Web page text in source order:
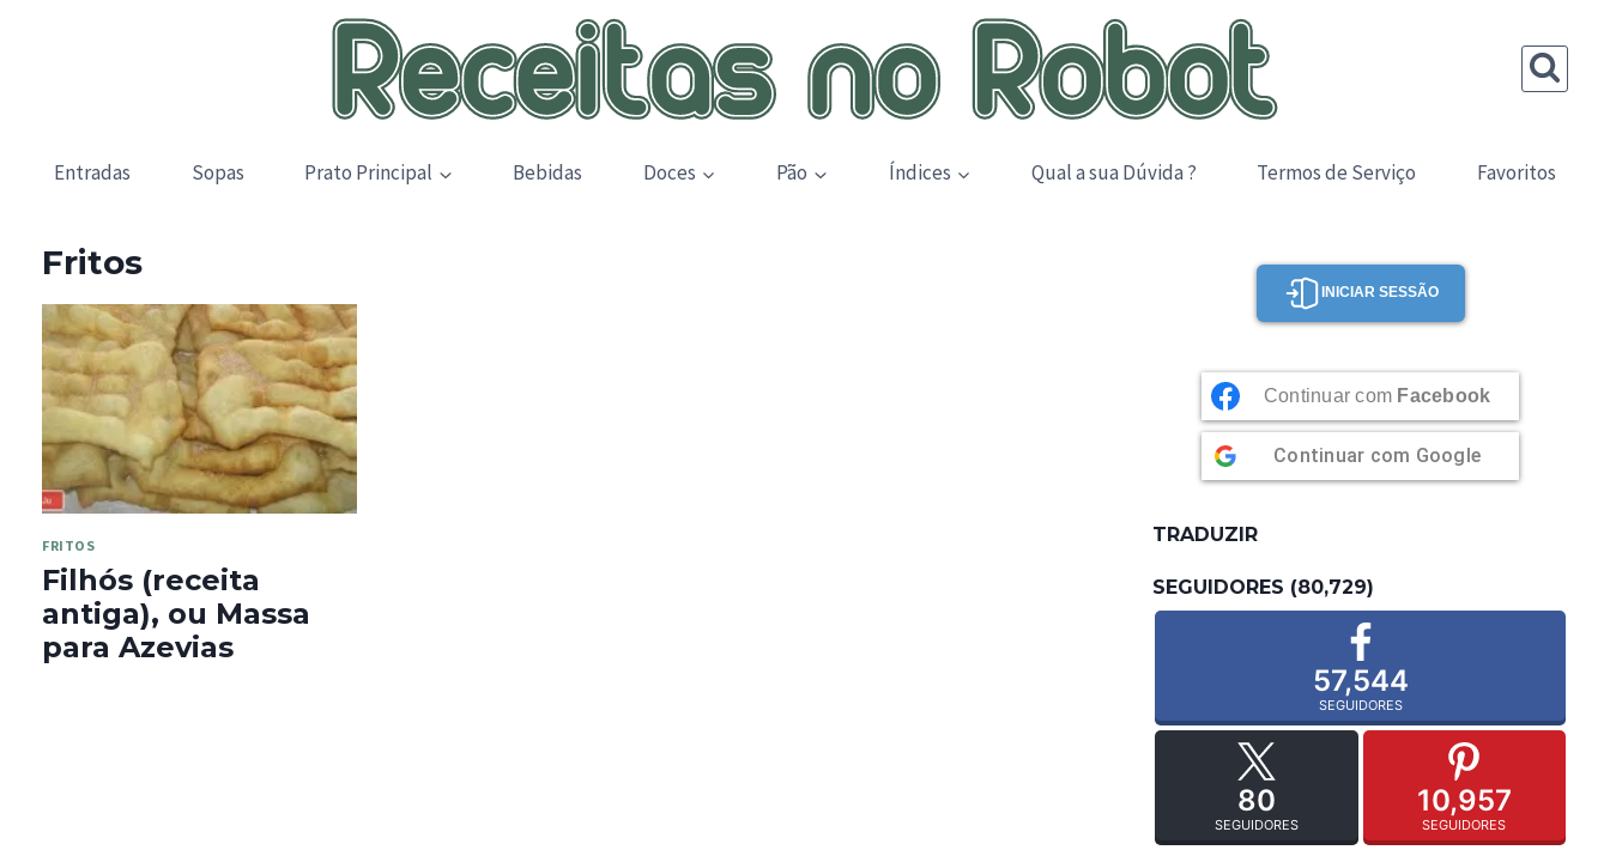
Entradas Sopas Prato Principal Bebidas Doces Pão Índices Qual a sua Dúvida ? Termos de Serviço Favoritos
Fritos
FRITOS
Filhós (receita
antiga), ou Massa
para Azevias
INICIAR SESSÃO
Continuar com Facebook
Continuar com Google
TRADUZIR
SEGUIDORES (80,729)
57,544
SEGUIDORES
80
SEGUIDORES
10,957
SEGUIDORES